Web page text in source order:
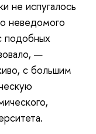
не испугалось
неведомого
подобных
—
с большим